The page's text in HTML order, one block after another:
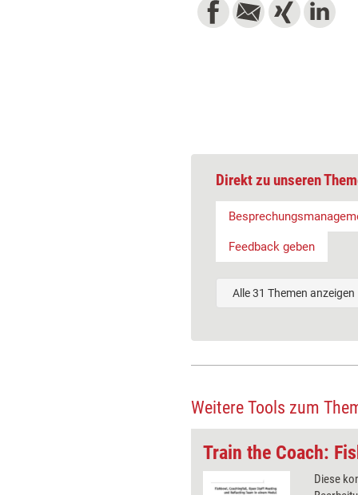
Direkt zu unseren
Feedback geben
Alle 31 Themen anzeigen
Weitere Tools zum
Diese